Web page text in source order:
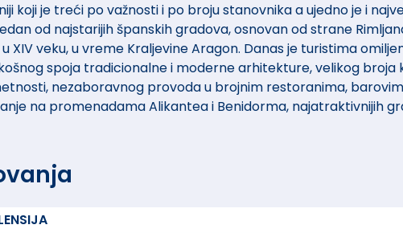
koji je treći po važnosti i po broju stanovnika a ujedno je i
od najstarijih španskih gradova, osnovan od strane
XIV veku, u vreme Kraljevine Aragon. Danas je turistima
spoja tradicionalne i moderne arhitekture, velikog broja
nezaboravnog provoda u brojnim restoranima,
na promenadama Alikantea i Benidorma, najatraktivnijih